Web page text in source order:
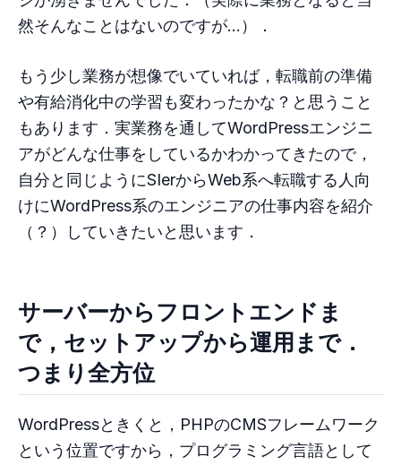
然そんなことはないのですが…）．
もう少し業務が想像でいていれば，転職前の準備
や有給消化中の学習も変わったかな？と思うこと
もあります．実業務を通してWordPressエンジニ
アがどんな仕事をしているかわかってきたので，
自分と同じようにSIerからWeb系へ転職する人向
けにWordPress系のエンジニアの仕事内容を紹介
（？）していきたいと思います．
サーバーからフロントエンドま
で，セットアップから運用まで．
つまり全方位
WordPressときくと，PHPのCMSフレームワーク
という位置ですから，プログラミング言語として